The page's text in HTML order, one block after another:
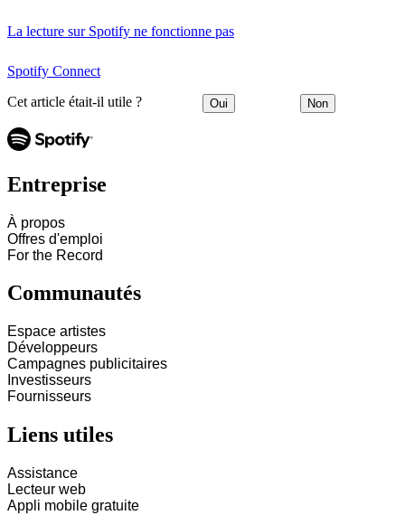
La lecture sur Spotify ne fonctionne pas
Spotify Connect
Cet article était-il utile ? Oui Non
Entreprise
À propos
Offres d'emploi
For the Record
Communautés
Espace artistes
Développeurs
Campagnes publicitaires
Investisseurs
Fournisseurs
Liens utiles
Assistance
Lecteur web
Appli mobile gratuite